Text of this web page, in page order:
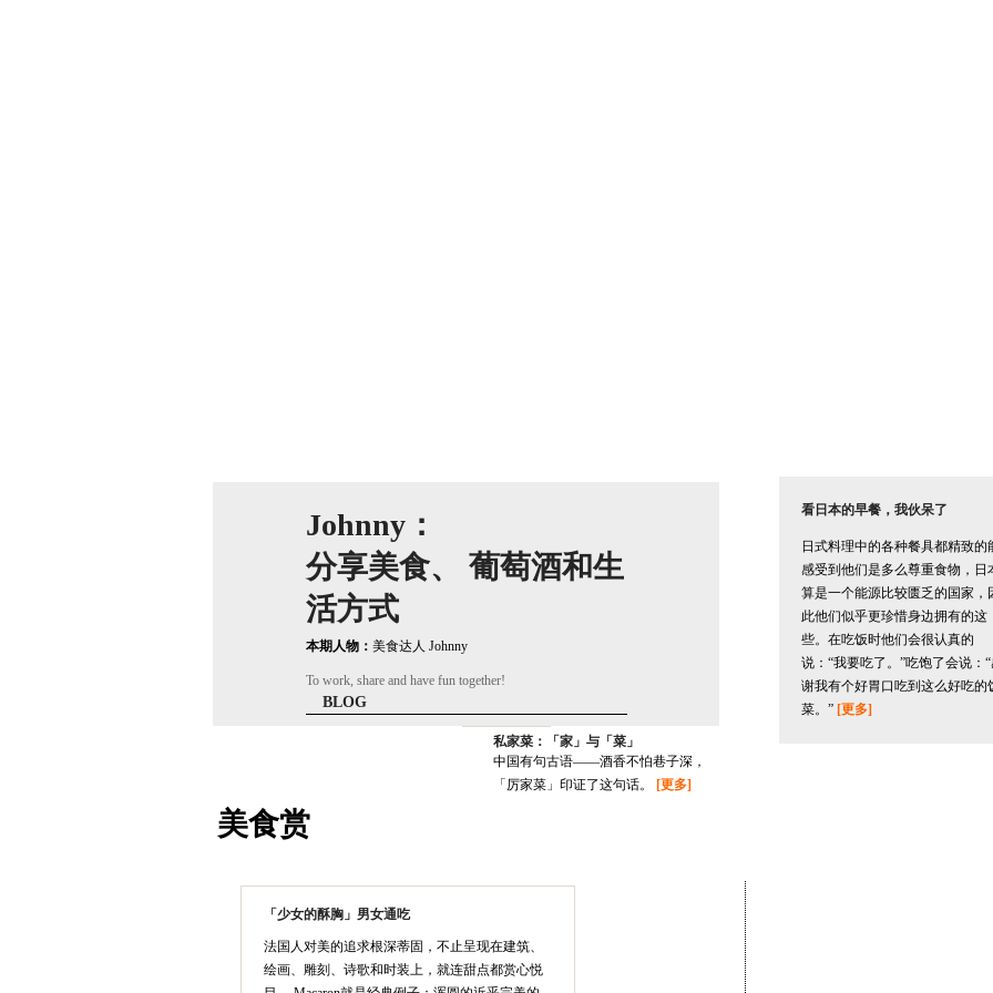
Johnny：
分享美食、 葡萄酒和生
活方式
本期人物： 美食达人 Johnny
To work, share and have fun together!
BLOG
美食赏
私家菜：「家」与「菜」
中国有句古语——酒香不怕巷子深，
「厉家菜」印证了这句话。
[更多]
「少女的酥胸」男女通吃
法国人对美的追求根深蒂固，不止呈现在建筑、
绘画、雕刻、诗歌和时装上，就连甜点都赏心悦
看日本的早餐，我伙呆了
日式料理中的各种餐具都精致的
感受到他们是多么尊重食物，日
算是一个能源比较匮乏的国家，
此他们似乎更珍惜身边拥有的这
些。在吃饭时他们会很认真的
说：“我要吃了。”吃饱了会说：“
谢我有个好胃口吃到这么好吃的
菜。” [更多]